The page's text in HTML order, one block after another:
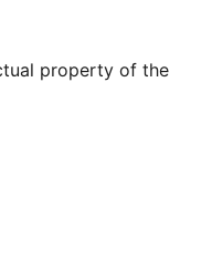
property of the